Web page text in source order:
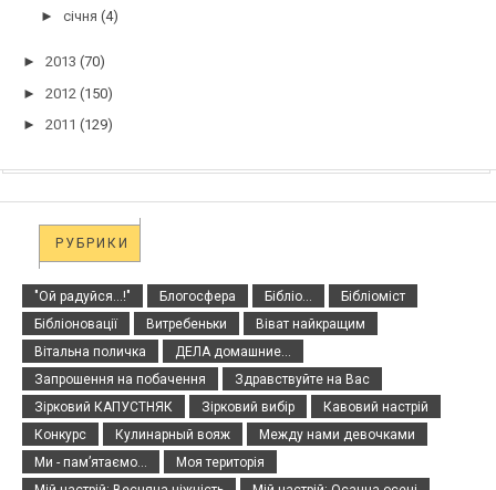
► січня (4)
► 2013 (70)
► 2012 (150)
► 2011 (129)
РУБРИКИ
"Ой радуйся...!" Блогосфера Бібліо...
Бібліоміст
Бібліоновації
Витребеньки
Віват найкращим
Вітальна поличка
ДЕЛА домашние...
Запрошення на побачення
Здравствуйте на Вас
Зірковий КАПУСТНЯК
Зірковий вибір
Кавовий настрій
Конкурс
Кулинарный вояж
Между нами девочками
Ми - пам’ятаємо...
Моя територія